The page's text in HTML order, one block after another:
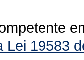
Lei 19583